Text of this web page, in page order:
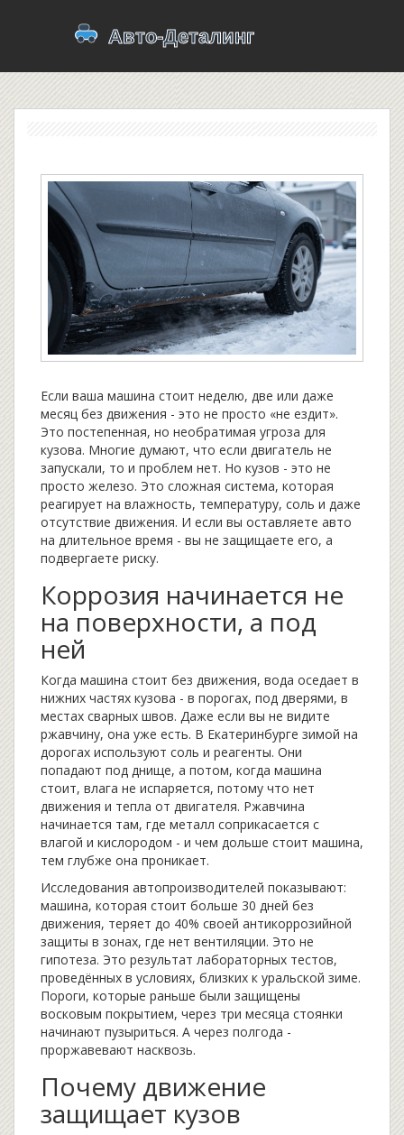
Если ваша машина стоит неделю, две или даже
месяц без движения - это не просто «не ездит».
Это постепенная, но необратимая угроза для
кузова. Многие думают, что если двигатель не
запускали, то и проблем нет. Но кузов - это не
просто железо. Это сложная система, которая
реагирует на влажность, температуру, соль и даже
отсутствие движения. И если вы оставляете авто
на длительное время - вы не защищаете его, а
подвергаете риску.
Коррозия начинается не
на поверхности, а под
ней
Когда машина стоит без движения, вода оседает в
нижних частях кузова - в порогах, под дверями, в
местах сварных швов. Даже если вы не видите
ржавчину, она уже есть. В Екатеринбурге зимой на
дорогах используют соль и реагенты. Они
попадают под днище, а потом, когда машина
стоит, влага не испаряется, потому что нет
движения и тепла от двигателя. Ржавчина
начинается там, где металл соприкасается с
влагой и кислородом - и чем дольше стоит машина,
тем глубже она проникает.
Исследования автопроизводителей показывают:
машина, которая стоит больше 30 дней без
движения, теряет до 40% своей антикоррозийной
защиты в зонах, где нет вентиляции. Это не
гипотеза. Это результат лабораторных тестов,
проведённых в условиях, близких к уральской зиме.
Пороги, которые раньше были защищены
восковым покрытием, через три месяца стоянки
начинают пузыриться. А через полгода -
проржавевают насквозь.
Почему движение
защищает кузов